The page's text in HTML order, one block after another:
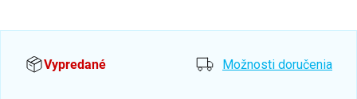
Vypredané Možnosti doručenia